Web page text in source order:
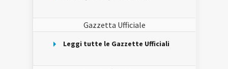
Gazzetta Ufficiale
Leggi tutte le Gazzette Ufficiali